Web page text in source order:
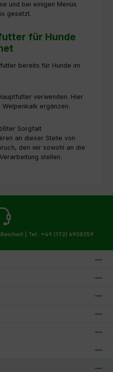
und bei einigen Menüs
gesetzt.
für Hunde
bereits für Hunde im
verwenden. Hier
Welpenkalk ergänzen.
Sorgfalt
an dieser Stelle von
den wir sowohl an die
stellen.
| Tel.: +49 (172) 6908259